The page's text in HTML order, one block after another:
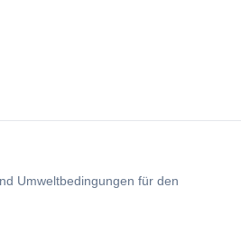
Umweltbedingungen für den